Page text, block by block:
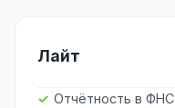
Лайт
Отчётность в ФНС